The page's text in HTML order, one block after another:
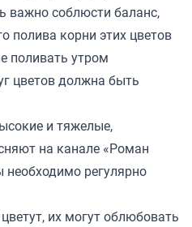
важно соблюсти баланс,
полива корни этих цветов
поливать утром
цветов должна быть
и тяжелые,
на канале «Роман
необходимо регулярно
их могут облюбовать